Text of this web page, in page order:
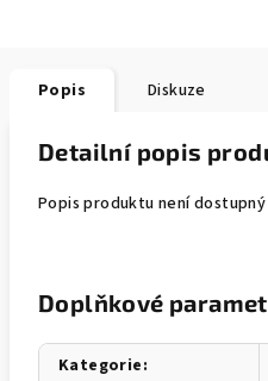
Popis Diskuze
Detailní popis
Popis produktu není dostupný
Doplňkové
Kategorie: